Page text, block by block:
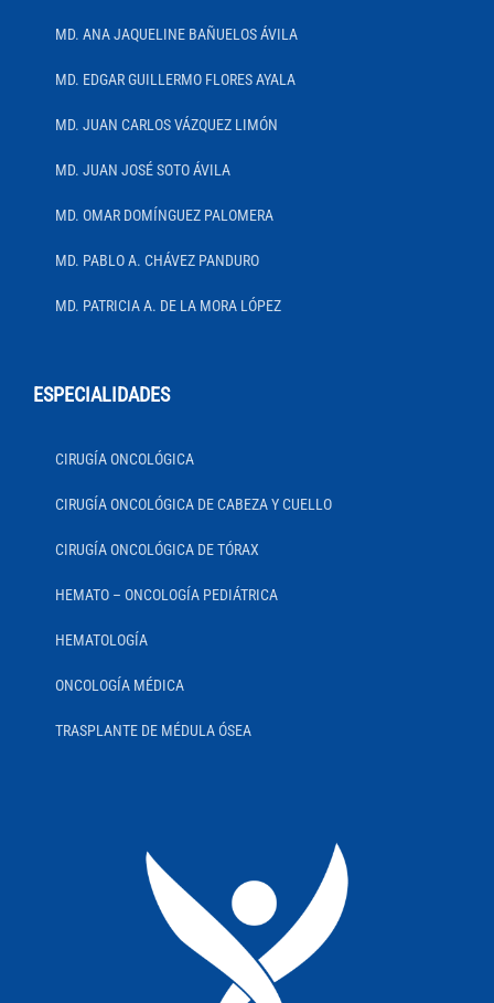
MD. ANA JAQUELINE BAÑUELOS ÁVILA
MD. EDGAR GUILLERMO FLORES AYALA
MD. JUAN CARLOS VÁZQUEZ LIMÓN
MD. JUAN JOSÉ SOTO ÁVILA
MD. OMAR DOMÍNGUEZ PALOMERA
MD. PABLO A. CHÁVEZ PANDURO
MD. PATRICIA A. DE LA MORA LÓPEZ
ESPECIALIDADES
CIRUGÍA ONCOLÓGICA
CIRUGÍA ONCOLÓGICA DE CABEZA Y CUELLO
CIRUGÍA ONCOLÓGICA DE TÓRAX
HEMATO – ONCOLOGÍA PEDIÁTRICA
HEMATOLOGÍA
ONCOLOGÍA MÉDICA
TRASPLANTE DE MÉDULA ÓSEA